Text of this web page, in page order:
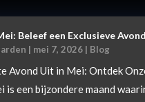
Mei: Beleef een Exclusieve
| mei 7, 2026 | Blog
Avond Uit in Mei: Ontdek
is een bijzondere maand